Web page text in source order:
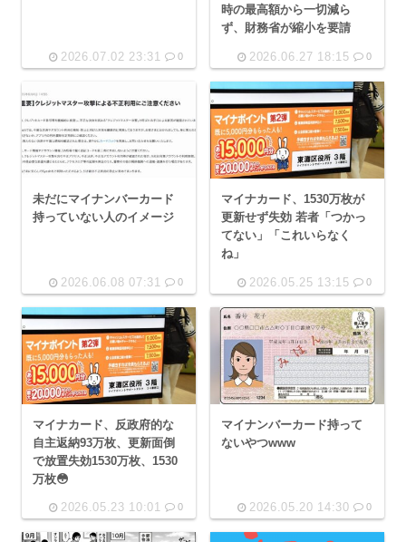
2026.07.02 23:31 0
時の最高額から一切減ら
ず、財務省が縮小を要請
2026.06.27 18:15 0
未だにマイナンバーカード
持っていない人のイメージ
2026.06.08 07:31 0
マイナカード、1530万枚が
更新せず失効 若者「つかっ
てない」「これいらなく
ね」
2026.05.25 13:15 0
マイナカード、反政府的な
自主返納93万枚、更新面倒
で放置失効1530万枚、1530
万枚😳
2026.05.23 10:01 0
マイナンバーカード持って
ないやつwww
2026.05.20 14:30 0